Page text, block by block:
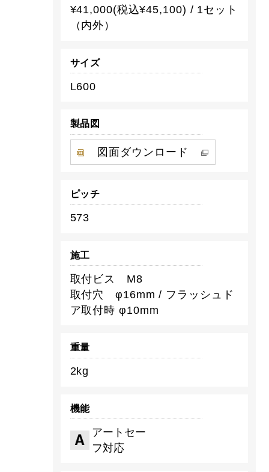
¥41,000(税込¥45,100) / 1セット
（内外）
サイズ
L600
製品図
図面ダウンロード
ピッチ
573
施工
取付ビス M8
取付穴 φ16mm / フラッシュド
ア取付時 φ10mm
重量
2kg
機能
アートセー
フ対応